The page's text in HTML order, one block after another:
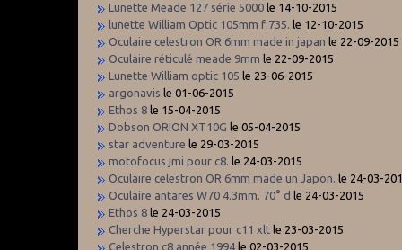
Lunette Meade 127 série 5000 le 14-10-2015
lunette William Optic 105mm f:735. le 12-10-2015
Oculaire celestron OR 6mm made in japan le 22-09-2015
Oculaire réticulé meade 9mm le 22-09-2015
Lunette William optic 105 le 23-06-2015
argonavis le 01-06-2015
Ethos 8 le 15-04-2015
Dobson ORION XT10G le 05-04-2015
star adventure le 29-03-2015
motofocus jmi pour c8. le 24-03-2015
Oculaire celestron OR 6mm made un Japon. le 24-03-
Oculaire antares W70 4.3mm. 70° d le 24-03-2015
Ethos 8 le 24-03-2015
Cherche Hyperstar pour c11 xlt le 23-03-2015
Celestron c8 année 1994 le 02-03-2015